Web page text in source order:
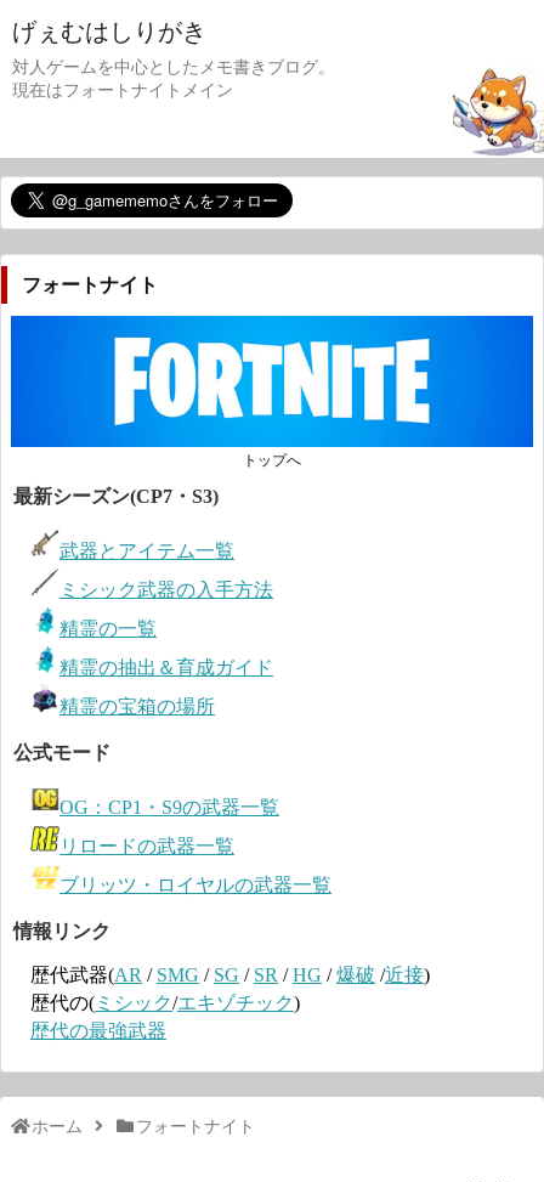
げぇむはしりがき
対人ゲームを中心としたメモ書きブログ。
現在はフォートナイトメイン
フォートナイト
トップへ
最新シーズン(CP7・S3)
武器とアイテム一覧
ミシック武器の入手方法
精霊の一覧
精霊の抽出＆育成ガイド
精霊の宝箱の場所
公式モード
OG：CP1・S9の武器一覧
リロードの武器一覧
ブリッツ・ロイヤルの武器一覧
情報リンク
歴代武器(AR / SMG / SG / SR /HG /爆破 /近接)
歴代の( ミシック/エキゾチック)
歴代の最強武器
ホーム フォートナイト